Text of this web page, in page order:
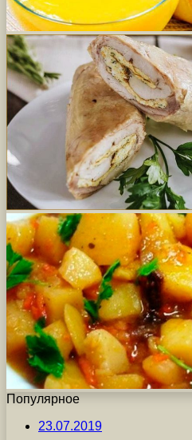
Популярное
23.07.2019